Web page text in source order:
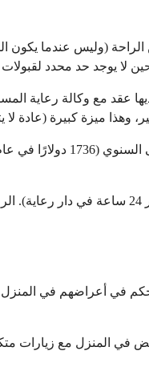
عقد مع وكالة رعاية
بالنسبة للمريض الذي يقيم في دار رعاية، لا